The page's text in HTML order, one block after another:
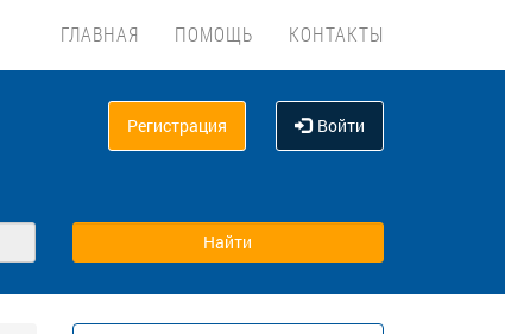
ГЛАВНАЯ ПОМОЩЬ КОНТАКТЫ
Регистрация Войти